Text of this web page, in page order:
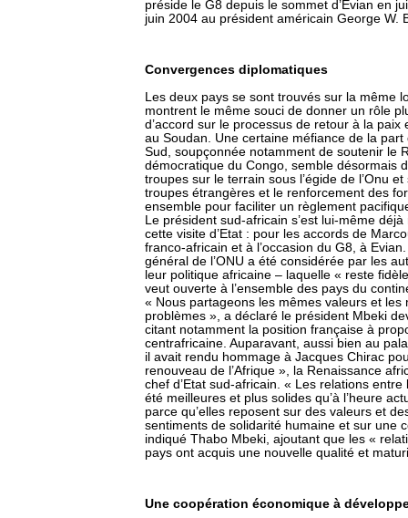
préside le G8 depuis le sommet d’Evian en
juin 2004 au président américain George W.
Convergences diplomatiques
Les deux pays se sont trouvés sur la même
montrent le même souci de donner un rôle
d’accord sur le processus de retour à la paix
au Soudan. Une certaine méfiance de la
Sud, soupçonnée notamment de soutenir le
démocratique du Congo, semble désormais
troupes sur le terrain sous l’égide de l’Onu
troupes étrangères et le renforcement des
ensemble pour faciliter un règlement
Le président sud-africain s’est lui-même
cette visite d’Etat : pour les accords de
franco-africain et à l’occasion du G8, à
général de l’ONU a été considérée par les
leur politique africaine – laquelle « reste
veut ouverte à l’ensemble des pays du
« Nous partageons les mêmes valeurs et
problèmes », a déclaré le président Mbeki
citant notamment la position française à
centrafricaine. Auparavant, aussi bien au
il avait rendu hommage à Jacques Chirac
renouveau de l’Afrique », la Renaissance
chef d’Etat sud-africain. « Les relations entre
été meilleures et plus solides qu’à l’heure
parce qu’elles reposent sur des valeurs et
sentiments de solidarité humaine et sur une
indiqué Thabo Mbeki, ajoutant que les «
pays ont acquis une nouvelle qualité et
Une coopération économique à